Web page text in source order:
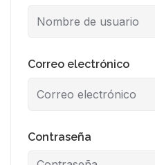
Correo electrónico
Contraseña